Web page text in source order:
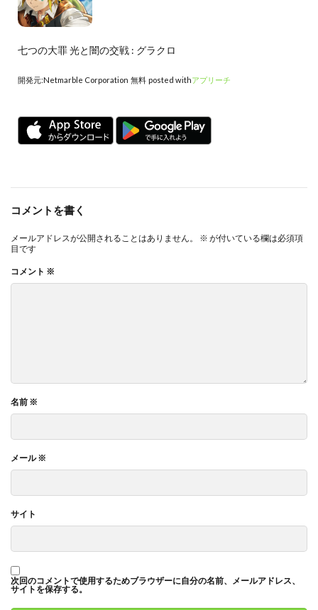
七つの大罪 光と闇の交戦 : グラクロ
開発元:Netmarble Corporation 無料 posted withアプリーチ
コメントを書く
メールアドレスが公開されることはありません。 ※ が付いている欄は必須項
目です
コメント ※
名前 ※
メール※
サイト
次回のコメントで使用するためブラウザーに自分の名前、メールアドレス、
サイトを保存する。